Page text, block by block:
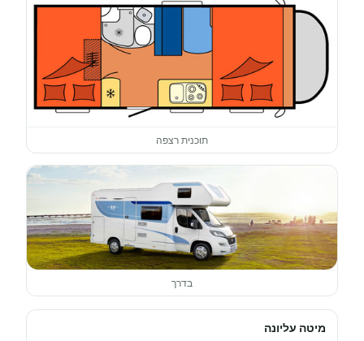
תוכנית רצפה
בדרך
מיטה עליונה